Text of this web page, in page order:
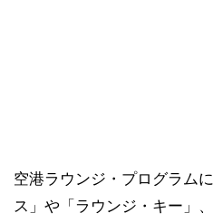
空港ラウンジ・プログラム
ス」や「ラウンジ・キー」